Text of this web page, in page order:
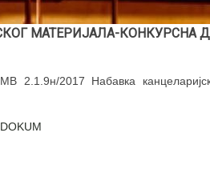
МАТЕРИЈАЛА-КОНКУРСНА
2017 Набавка